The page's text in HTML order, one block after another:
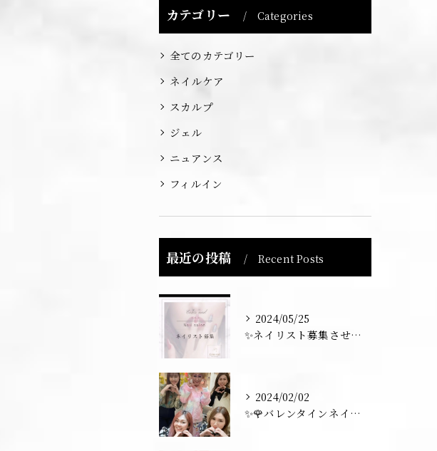
カテゴリー Categories
全てのカテゴリー
ネイルケア
スカルプ
ジェル
ニュアンス
フィルイン
最近の投稿 Recent Posts
2024/05/25
✨ネイリスト募集させていただきます💅✨
2024/02/02
✨🌹バレンタインネイル トーク💅✨